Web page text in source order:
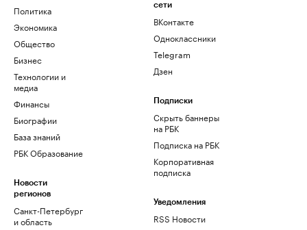
Политика
Экономика
Общество
Бизнес
Технологии и
медиа
Финансы
Биографии
База знаний
РБК Образование
Новости
регионов
Санкт-Петербург
и область
сети
ВКонтакте
Одноклассники
Telegram
Дзен
Подписки
Скрыть баннеры
на РБК
Подписка на РБК
Корпоративная
подписка
Уведомления
RSS Новости